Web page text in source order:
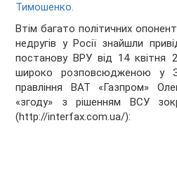
Тимошенко.
Втім багато політичних
недругів у Росії знайшли
постанову ВРУ від 14 квітня
широко розповсюдженою у
правління ВАТ «Газпром»
«згоду» з рішенням ВСУ
(http://interfax.com.ua/):